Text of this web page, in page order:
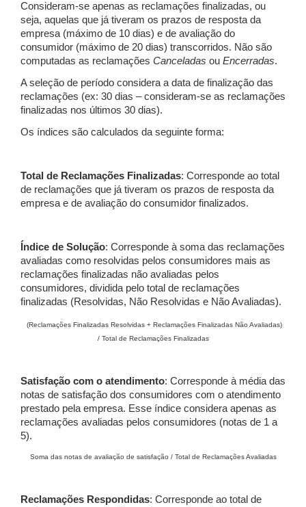
Consideram-se apenas as reclamações finalizadas, ou
seja, aquelas que já tiveram os prazos de resposta da
empresa (máximo de 10 dias) e de avaliação do
consumidor (máximo de 20 dias) transcorridos. Não são
computadas as reclamações Canceladas ou Encerradas.
A seleção de período considera a data de finalização das
reclamações (ex: 30 dias – consideram-se as reclamações
finalizadas nos últimos 30 dias).
Os índices são calculados da seguinte forma:
Total de Reclamações Finalizadas: Corresponde ao total
de reclamações que já tiveram os prazos de resposta da
empresa e de avaliação do consumidor finalizados.
Índice de Solução: Corresponde à soma das reclamações
avaliadas como resolvidas pelos consumidores mais as
reclamações finalizadas não avaliadas pelos
consumidores, dividida pelo total de reclamações
finalizadas (Resolvidas, Não Resolvidas e Não Avaliadas).
(Reclamações Finalizadas Resolvidas + Reclamações Finalizadas Não Avaliadas)
/ Total de Reclamações Finalizadas
Satisfação com o atendimento: Corresponde à média das
notas de satisfação dos consumidores com o atendimento
prestado pela empresa. Esse índice considera apenas as
reclamações avaliadas pelos consumidores (notas de 1 a
5).
Soma das notas de avaliação de satisfação / Total de Reclamações Avaliadas
Reclamações Respondidas: Corresponde ao total de